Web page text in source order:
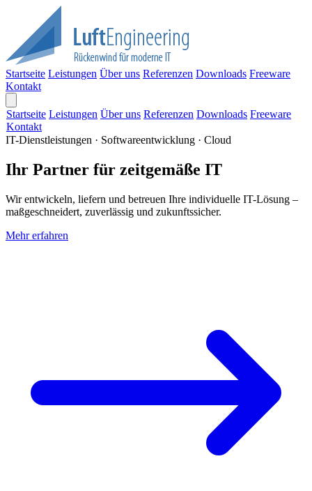
Startseite Leistungen Über uns Referenzen Downloads Freeware
Kontakt
Startseite Leistungen Über uns Referenzen Downloads Freeware
Kontakt
IT-Dienstleistungen · Softwareentwicklung · Cloud
Ihr Partner für zeitgemäße IT
Wir entwickeln, liefern und betreuen Ihre individuelle IT-Lösung –
maßgeschneidert, zuverlässig und zukunftssicher.
Mehr erfahren